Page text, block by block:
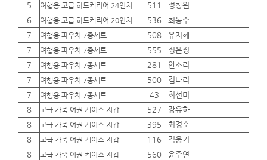
5
여행용 고급 하드케리어 24인치 511 정창원
6
여행용 고급 하드케리어 20인치 536 최동수
7
여행용 파우치 7종세트 508 유지혜
7
여행용 파우치 7종세트 555 정은정
7
여행용 파우치 7종세트 281 안소리
7
여행용 파우치 7종세트 500 김나리
7
여행용 파우치 7종세트 43 최선미
8
고급 가죽 여권 케이스 지갑 527 강유하
8
고급 가죽 여권 케이스 지갑 395 최경순
8
고급 가죽 여권 케이스 지갑 116 김웅기
8
고급 가죽 여권 케이스 지갑 560 윤주연